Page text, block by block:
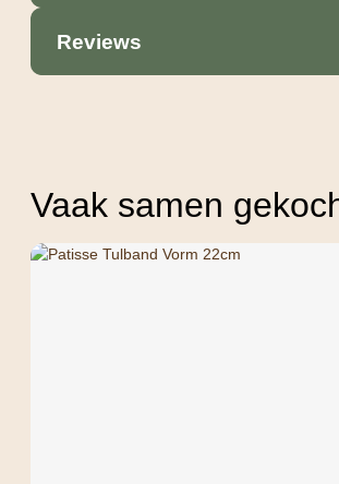
Reviews
Vaak samen